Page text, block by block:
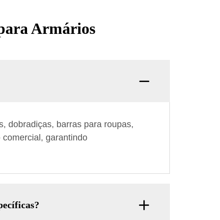
Armários
dobradiças, barras para roupas,
garantindo